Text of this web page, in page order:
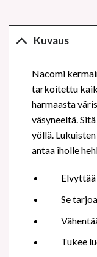
Kuvaus
Nacomi
tarkoitettu
harmaasta
väsyneeltä.
yöllä.
antaa iholle
Se
Tukee